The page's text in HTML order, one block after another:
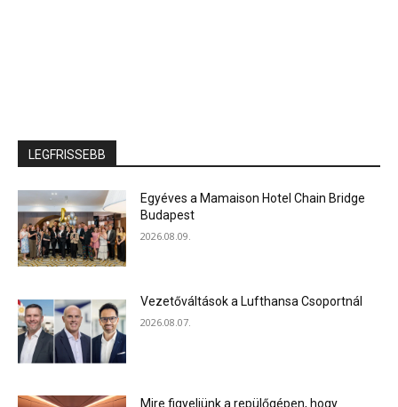
LEGFRISSEBB
Egyéves a Mamaison Hotel Chain Bridge
Budapest
2026.08.09.
Vezetőváltások a Lufthansa Csoportnál
2026.08.07.
Mire figyeljünk a repülőgépen, hogy